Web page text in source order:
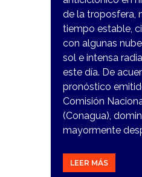
de la troposfera,
tiempo estable,
con algunas
sol e intensa
este día. De
pronóstico
Comisión
(Conagua),
mayormente
LEER MÁS